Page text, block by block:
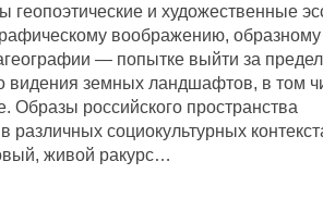
геопоэтические и художественные
воображению,
— попытке выйти за
видения земных ландшафтов, в том
Образы российского пространства
различных социокультурных
живой ракурс…